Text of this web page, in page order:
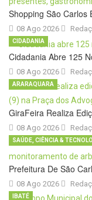
Shopping São
08 Ago 2026
Cidadania Abre 125
08 Ago 2026
CIDADANIA
GiraFeira Realiza
08 Ago 2026
ARARAQUARA
Prefeitura De São
08 Ago 2026
SAÚDE, CIÊNCIA &
IBATÉ